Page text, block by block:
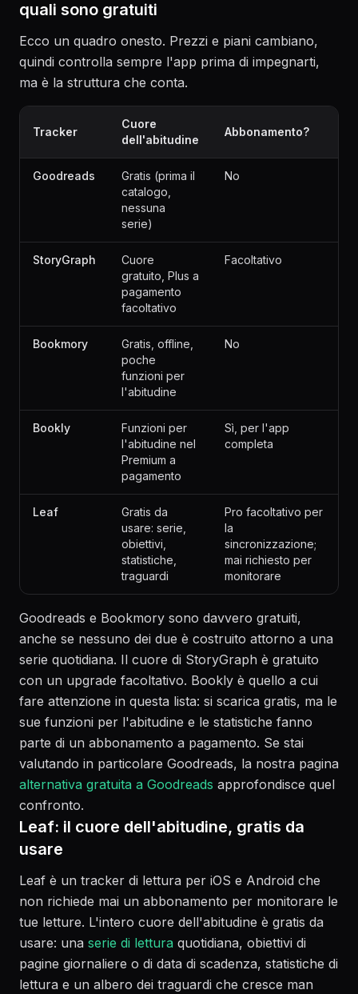
quali sono gratuiti
Ecco un quadro onesto. Prezzi e piani cambiano,
quindi controlla sempre l'app prima di impegnarti,
ma è la struttura che conta.
Tracker
Cuore
dell'abitudine
Abbonamento?
Goodreads
Gratis (prima il
catalogo,
nessuna
serie)
No
StoryGraph
Cuore
gratuito, Plus a
pagamento
facoltativo
Facoltativo
Bookmory
Gratis, offline,
poche
funzioni per
l'abitudine
No
Bookly
Funzioni per
l'abitudine nel
Premium a
pagamento
Sì, per l'app
completa
Leaf
Gratis da
usare: serie,
obiettivi,
statistiche,
traguardi
Pro facoltativo per
la
sincronizzazione;
mai richiesto per
monitorare
Goodreads e Bookmory sono davvero gratuiti,
anche se nessuno dei due è costruito attorno a una
serie quotidiana. Il cuore di StoryGraph è gratuito
con un upgrade facoltativo. Bookly è quello a cui
fare attenzione in questa lista: si scarica gratis, ma le
sue funzioni per l'abitudine e le statistiche fanno
parte di un abbonamento a pagamento. Se stai
valutando in particolare Goodreads, la nostra pagina
alternativa gratuita a Goodreads approfondisce quel
confronto.
Leaf: il cuore dell'abitudine, gratis da
usare
Leaf è un tracker di lettura per iOS e Android che
non richiede mai un abbonamento per monitorare le
tue letture. L'intero cuore dell'abitudine è gratis da
usare: una serie di lettura quotidiana, obiettivi di
pagine giornaliere o di data di scadenza, statistiche di
lettura e un albero dei traguardi che cresce man